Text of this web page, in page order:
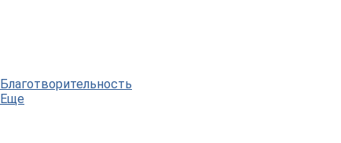
Благотворительность
Еще